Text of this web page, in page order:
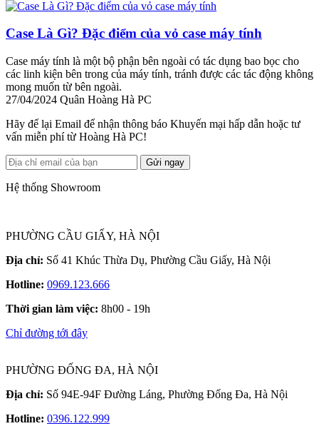
Case Là Gì? Đặc điểm của vỏ case máy tính
Case máy tính là một bộ phận bên ngoài có tác dụng bao bọc cho
các linh kiện bên trong của máy tính, tránh được các tác động không
mong muốn từ bên ngoài.
27/04/2024 Quân Hoàng Hà PC
Hãy để lại Email để nhận thông báo Khuyến mại hấp dẫn hoặc tư
vấn miễn phí từ Hoàng Hà PC!
Gửi ngay
Hệ thống Showroom
PHƯỜNG CẦU GIẤY, HÀ NỘI
Địa chỉ: Số 41 Khúc Thừa Dụ, Phường Cầu Giấy, Hà Nội
Hotline: 0969.123.666
Thời gian làm việc: 8h00 - 19h
Chỉ đường tới đây
PHƯỜNG ĐỐNG ĐA, HÀ NỘI
Địa chỉ: Số 94E-94F Đường Láng, Phường Đống Đa, Hà Nội
Hotline: 0396.122.999